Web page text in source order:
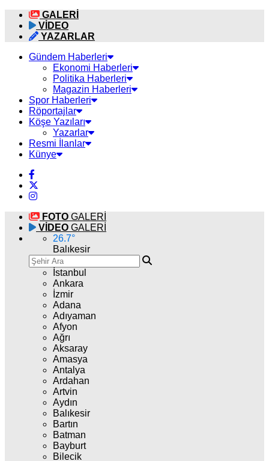
GALERİ
VİDEO
YAZARLAR
Gündem Haberleri
Ekonomi Haberleri
Politika Haberleri
Magazin Haberleri
Spor Haberleri
Röportajlar
Köşe Yazıları
Yazarlar
Resmi İlanlar
Künye
FOTO GALERİ
VİDEO GALERİ
26.7°
Balıkesir
İstanbul
Ankara
İzmir
Adana
Adıyaman
Afyon
Ağrı
Aksaray
Amasya
Antalya
Ardahan
Artvin
Aydın
Balıkesir
Bartın
Batman
Bayburt
Bilecik